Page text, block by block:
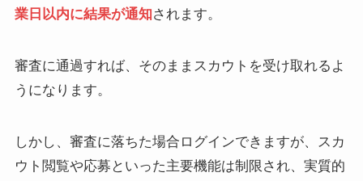
業日以内に結果が通知されます。
審査に通過すれば、そのままスカウトを受け取れるよ
うになります。
しかし、審査に落ちた場合ログインできますが、スカ
ウト閲覧や応募といった主要機能は制限され、実質的